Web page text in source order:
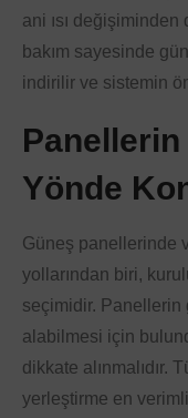
ani ısı
bakım sayesinde
indirilir ve sistemin
Panellerin
Yönde
Güneş panellerinde
yollarından biri,
seçimidir. Panellerin
alabilmesi için
dikkate alınmalıdır.
yerleştirme en